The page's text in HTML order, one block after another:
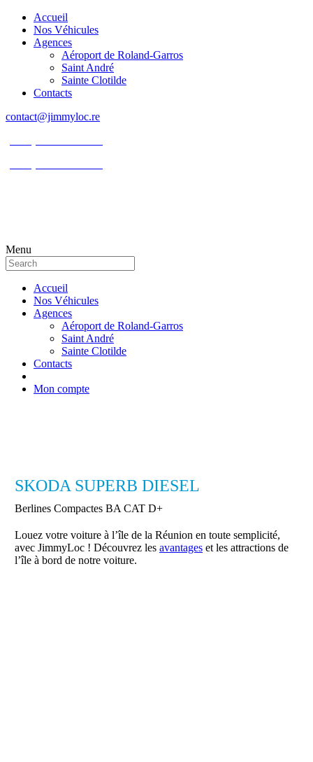
Accueil
Nos Véhicules
Agences
Aéroport de Roland-Garros
Saint André
Sainte Clotilde
Contacts
contact@jimmyloc.re
Menu
Accueil
Nos Véhicules
Agences
Aéroport de Roland-Garros
Saint André
Sainte Clotilde
Contacts
Mon compte
SKODA SUPERB DIESEL
Berlines Compactes BA CAT D+
Louez votre voiture à l’île de la Réunion en toute semplicité,
avec JimmyLoc ! Découvrez les avantageset les attractions de
l’île à bord de notre voiture.